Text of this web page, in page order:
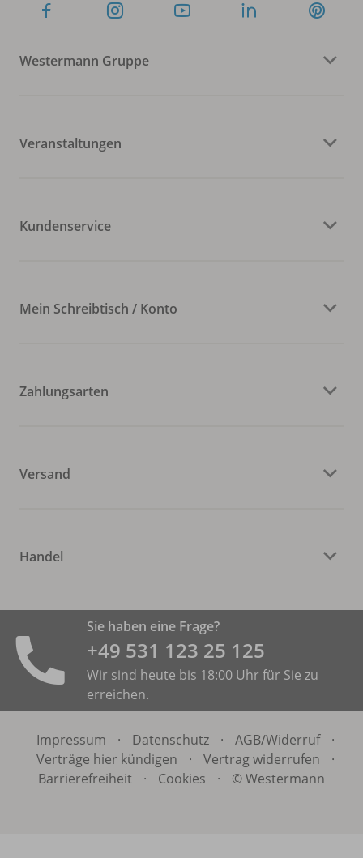
Westermann Gruppe
Veranstaltungen
Kundenservice
Mein Schreibtisch / Konto
Zahlungsarten
Versand
Handel
Sie haben eine Frage?
+49 531 ­123 25 125
Wir sind heute bis 18:00 Uhr für Sie zu
erreichen.
Impressum · Datenschutz · AGB/Widerruf
·
Verträge hier kündigen
· Vertrag widerrufen
·
Barrierefreiheit
· Cookies · © Westermann